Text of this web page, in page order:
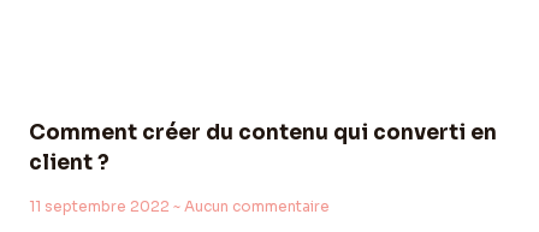
Comment créer du contenu qui converti en
client ?
11 septembre 2022 Aucun commentaire